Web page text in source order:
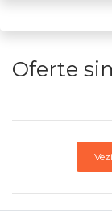
Oferte